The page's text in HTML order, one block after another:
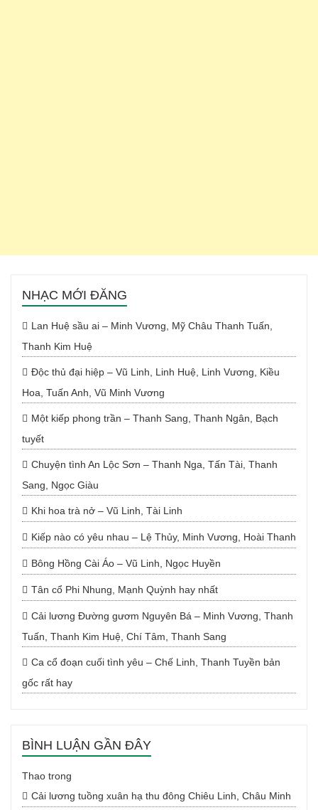
NHẠC MỚI ĐĂNG
Lan Huệ sầu ai – Minh Vương, Mỹ Châu Thanh Tuấn,
Thanh Kim Huệ
Độc thủ đại hiệp – Vũ Linh, Linh Huệ, Linh Vương, Kiều
Hoa, Tuấn Anh, Vũ Minh Vương
Một kiếp phong trần – Thanh Sang, Thanh Ngân, Bạch
tuyết
Chuyện tình An Lộc Sơn – Thanh Nga, Tấn Tài, Thanh
Sang, Ngọc Giàu
Khi hoa trà nở – Vũ Linh, Tài Linh
Kiếp nào có yêu nhau – Lệ Thủy, Minh Vương, Hoài Thanh
Bông Hồng Cài Áo – Vũ Linh, Ngọc Huyền
Tân cổ Phi Nhung, Mạnh Quỳnh hay nhất
Cải lương Đường gươm Nguyên Bá – Minh Vương, Thanh
Tuấn, Thanh Kim Huệ, Chí Tâm, Thanh Sang
Ca cổ đoạn cuối tình yêu – Chế Linh, Thanh Tuyền bản
gốc rất hay
BÌNH LUẬN GẦN ĐÂY
Thao trong
Cải lương tuồng xuân hạ thu đông Chiêu Linh, Châu Minh